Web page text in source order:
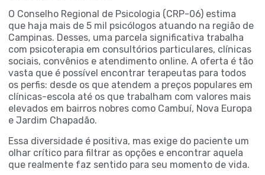
O Conselho Regional de Psicologia (CRP-06) estima
que haja mais de 5 mil psicólogos atuando na região de
Campinas. Desses, uma parcela significativa trabalha
com psicoterapia em consultórios particulares, clínicas
sociais, convênios e atendimento online. A oferta é tão
vasta que é possível encontrar terapeutas para todos
os perfis: desde os que atendem a preços populares em
clínicas-escola até os que trabalham com valores mais
elevados em bairros nobres como Cambuí, Nova Europa
e Jardim Chapadão.
Essa diversidade é positiva, mas exige do paciente um
olhar crítico para filtrar as opções e encontrar aquela
que realmente faz sentido para seu momento de vida.